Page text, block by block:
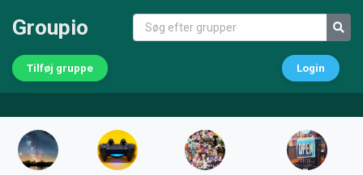
Groupio
Tilføj gruppe Login